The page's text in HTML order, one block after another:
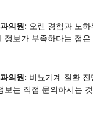
의원: 오랜 경험과 노
정보가 부족하다는 점
의원: 비뇨기계 질환
보는 직접 문의하시는